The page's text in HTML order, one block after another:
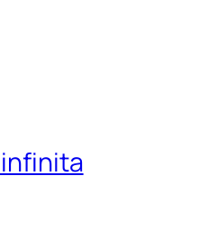
infinita